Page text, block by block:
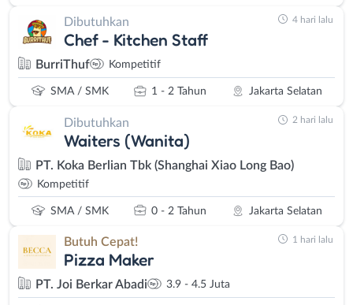
Dibutuhkan
Chef - Kitchen Staff
BurriThuf Kompetitif
SMA / SMK 1 - 2 Tahun Jakarta Selatan
4 hari lalu
Dibutuhkan
Waiters (Wanita)
PT. Koka Berlian Tbk (Shanghai Xiao Long Bao)
Kompetitif
SMA / SMK 0 - 2 Tahun Jakarta Selatan
2 hari lalu
Butuh Cepat!
Pizza Maker
PT. Joi Berkar Abadi 3.9 - 4.5 Juta
1 hari lalu